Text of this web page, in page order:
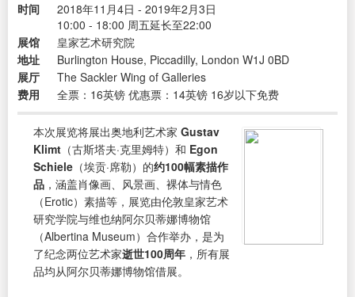
时间
2018年11月4日 - 2019年2月3日
10:00 - 18:00 周五延长至22:00
展馆
皇家艺术研究院
地址
Burlington House, Piccadilly, London W1J 0BD
展厅
The Sackler Wing of Galleries
费用
全票：16英镑 优惠票：14英镑 16岁以下免费
本次展览将展出奥地利艺术家 Gustav
Klimt （古斯塔夫·克里姆特）和 Egon
Schiele （埃贡·席勒）的约100幅素描作
品 ，涵盖肖像画、风景画、裸体与情色
（Erotic）素描等，展览由伦敦皇家艺术
研究学院与维也纳阿尔贝蒂娜博物馆
（Albertina Museum）合作举办，是为
了纪念两位艺术家逝世100周年 ，所有展
品均从阿尔贝蒂娜博物馆借展。